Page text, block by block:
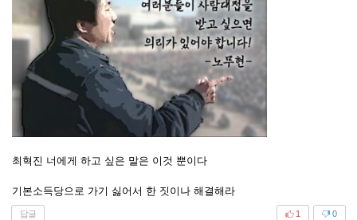
최혁진 너에게 하고 싶은 말은 이것 뿐이다
기본소득당으로 가기 싫어서 한 짓이나 해결해라
답글 0
1